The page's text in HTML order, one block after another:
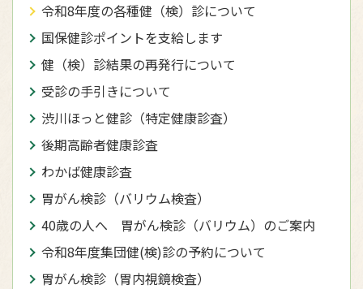
令和8年度の各種健（検）診について
国保健診ポイントを支給します
健（検）診結果の再発行について
受診の手引きについて
渋川ほっと健診（特定健康診査）
後期高齢者健康診査
わかば健康診査
胃がん検診（バリウム検査）
40歳の人へ 胃がん検診（バリウム）のご案内
令和8年度集団健(検)診の予約について
胃がん検診（胃内視鏡検査）